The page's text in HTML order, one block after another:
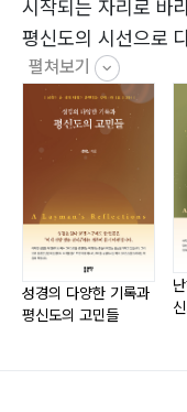
4부 역사서Ⅱ - 역대
1. 역대기 역사서 196
2. 역대기(역대상·
3. 에스라서·느헤미
4. 에스더서 254
5부 시가서·지혜문
1. 시가서·지혜문학:
2. 욥기 279
3. 시편 297
시작되는 자리로 바
평신도의 시선으로
펼쳐보기
성경의 다양한 기록과
평신도의 고민들